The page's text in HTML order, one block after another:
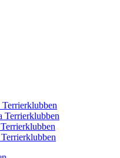
Terrierklubben
Terrierklubben